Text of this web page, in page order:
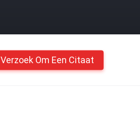
Verzoek Om Een Citaat